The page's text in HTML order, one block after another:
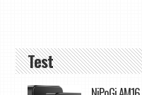
Test